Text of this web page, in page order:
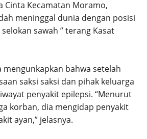
Cinta Kecamatan Moramo,
meninggal dunia dengan posisi
sawah ” terang Kasat
mengunkapkan bahwa setelah
saksi saksi dan pihak keluarga
penyakit epilepsi. “Menurut
korban, dia mengidap penyakit
ayan,” jelasnya.